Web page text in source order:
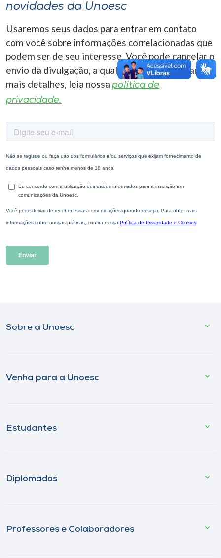
A+
novidades da Unoesc
Usaremos seus dados para entrar em contato
com você sobre informações correlacionadas que
podem ser de seu interesse. Você pode cancelar o
envio da divulgação, a qualquer momento. Para
mais detalhes, leia nossa política de
privacidade.
Sobre a Unoesc
Venha para a Unoesc
Estudantes
Diplomados
Professores e Colaboradores